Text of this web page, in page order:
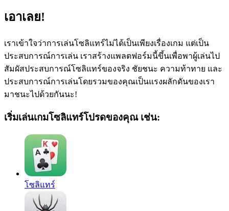
เอาเลย!
เราเข้าใจว่าการเล่นโซลิแทร์ไม่ได้เป็นเพียงเรื่องเกม แต่เป็น
ประสบการณ์การเล่น เราสร้างแพลตฟอร์มนี้ขึ้นเพื่อพาผู้เล่นไป
สัมผัสประสบการณ์โซลิแทร์ของจริง ชัยชนะ ความท้าทาย และ
ประสบการณ์การเล่นโดยรวมของคุณเป็นแรงผลักดันของเรา
มาชนะไปด้วยกันนะ!
เริ่มเล่นเกมโซลิแทร์โปรดของคุณ เช่น:
โซลิแทร์